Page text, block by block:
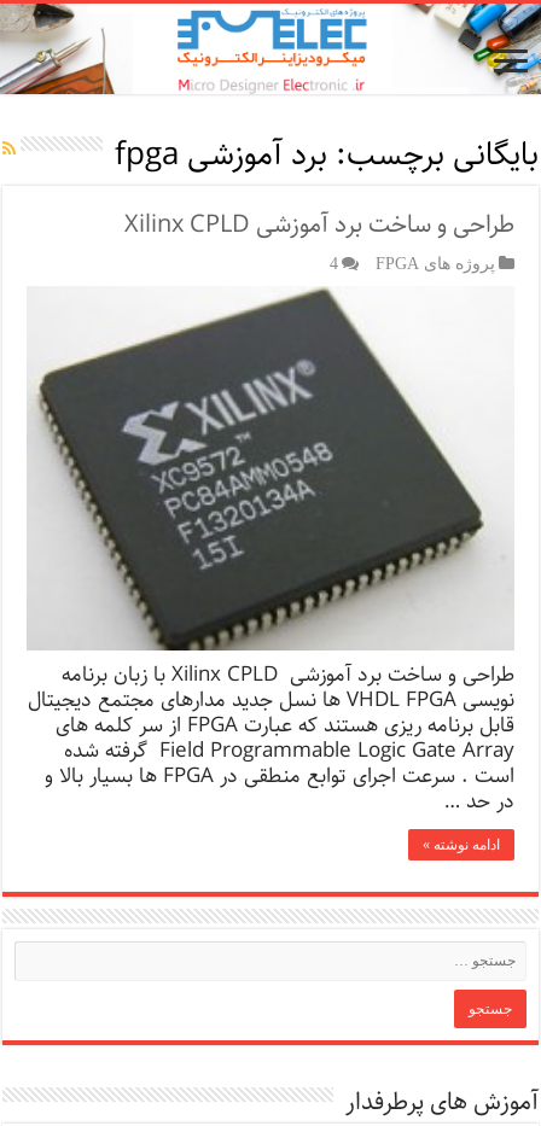
بایگانی برچسب: برد آموزشی fpga
طراحی و ساخت برد آموزشی Xilinx CPLD
پروژه های FPGA 4
طراحی و ساخت برد آموزشی Xilinx CPLD با زبان برنامه
نویسی VHDL FPGA ها نسل جدید مدارهای مجتمع دیجیتال
قابل برنامه ریزی هستند که عبارت FPGA از سر کلمه های
Field Programmable Logic Gate Array گرفته شده
است . سرعت اجرای توابع منطقی در FPGA ها بسیار بالا و
در حد …
ادامه نوشته »
آموزش های پرطرفدار